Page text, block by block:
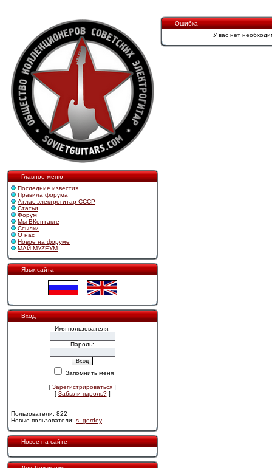
Главное меню
Последние известия
Правила форума
Атлас электрогитар СССР
Статьи
Форум
Мы ВКонтакте
Ссылки
О нас
Новое на форуме
МАЙ МУZЕУМ
Язык сайта
Вход
Имя пользователя:
Пароль:
Запомнить меня
[ Зарегистрироваться ]
[ Забыли пароль?]
Пользователи: 822
Новые пользователи: s_gordey
Новое на сайте
Ошибка
У вас нет